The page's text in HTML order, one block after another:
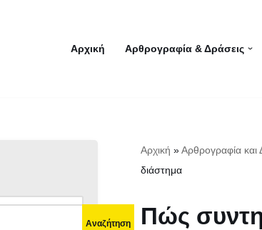
Αρχική Αρθρογραφία & Δράσεις
Αναζήτηση
Αρχική »Αρθρογραφία και
διάστημα
Πώς